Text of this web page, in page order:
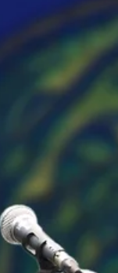
기 55년 2021’ /
한올 생무생일체
재단법인 선교 한울
홍익인간의 실현”.
특강 진행 _선교경전
한얼이 내려 한올한
선가정은 선교수행